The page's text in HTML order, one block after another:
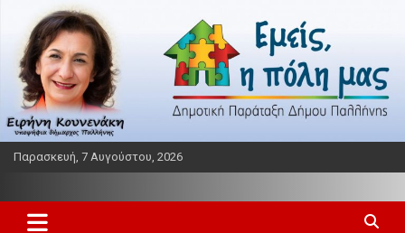
c
o
e
Παρασκευή, 7 Αυγούστου, 2026
Εμείς η πόλη μας